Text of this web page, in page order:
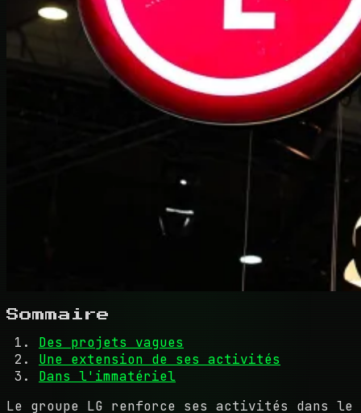
Sommaire
Des projets vagues
Une extension de ses activités
Dans l'immatériel
Le groupe LG renforce ses activités dans le